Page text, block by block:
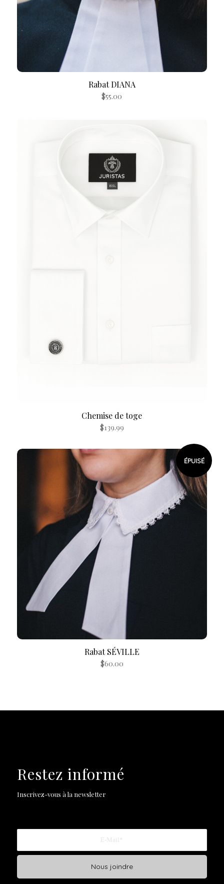
Rabat DIANA
$55.00
Chemise de toge
$139.99
ÉPUISÉ
Rabat SÉVILLE
$60.00
Restez informé
Inscrivez-vous à la newsletter